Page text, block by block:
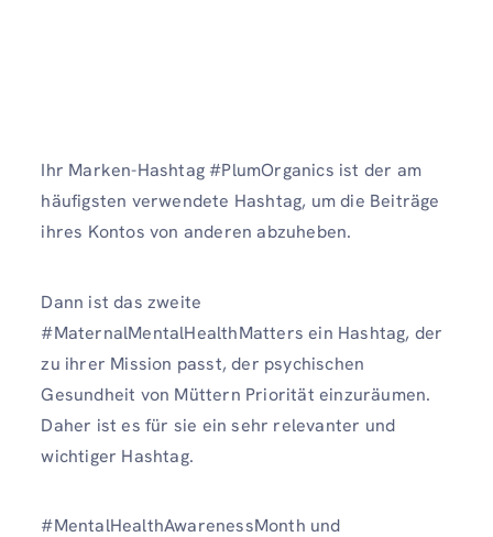
Ihr Marken-Hashtag #PlumOrganics ist der am
häufigsten verwendete Hashtag, um die Beiträge
ihres Kontos von anderen abzuheben.
Dann ist das zweite
#MaternalMentalHealthMatters ein Hashtag, der
zu ihrer Mission passt, der psychischen
Gesundheit von Müttern Priorität einzuräumen.
Daher ist es für sie ein sehr relevanter und
wichtiger Hashtag.
#MentalHealthAwarenessMonth und